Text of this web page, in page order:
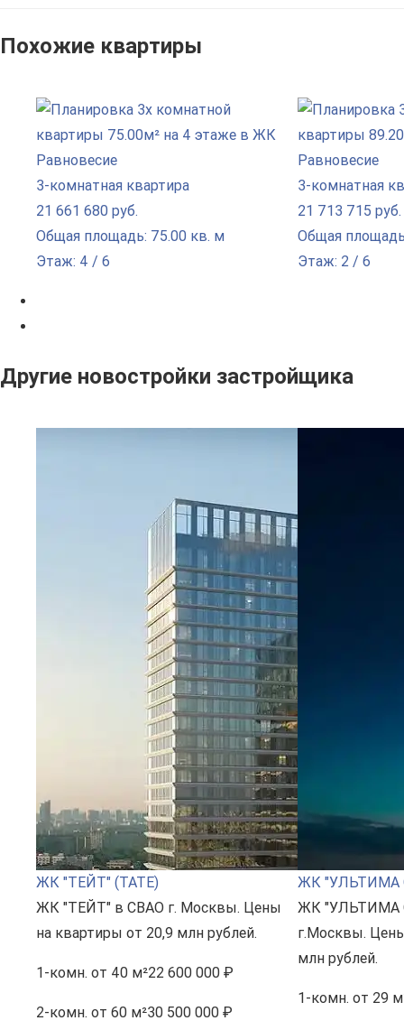
Похожие квартиры
3-комнатная квартира
21 661 680 руб.
Общая площадь: 75.00 кв. м
Этаж: 4 / 6
3-комнатная
21 713 715 руб.
Общая
Этаж: 2 / 6
Другие новостройки застройщика
ЖК "ТЕЙТ" (TATE)
ЖК "ТЕЙТ" в СВАО г. Москвы. Цены
на квартиры от 20,9 млн рублей.
1-комн. от 40 м²22 600 000 ₽
2-комн. от 60 м²30 500 000 ₽
ЖК "УЛЬТИМА
ЖК "УЛЬТИМА
г.Москвы.
млн рублей.
1-комн. от 29